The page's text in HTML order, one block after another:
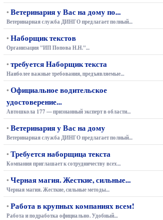
•Ветеринария у Вас на дому по...
Ветеринарная служба ДИНГО предлагает полный...
•Наборщик текстов
Организация "ИП Попова Н.Н."...
•требуется Наборщик текста
Наиболее важные требования, предъявляемые...
•Официальное водительское
удостоверение...
Автошкола 177 — признанный эксперт в области...
•Ветеринария у Вас на дому
Ветеринарная служба ДИНГО предлагает полный...
•Требуется наборщица текста
Компания приглашает к сотрудничеству всех...
•Черная магия. Жесткие, сильные...
Черная магия. Жесткие, сильные методы...
•Работа в крупных компаниях всем!
Работа и подработка официально. Удобный...